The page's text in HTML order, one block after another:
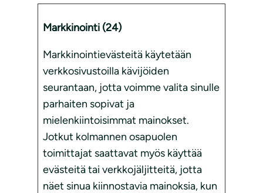
Markkinointi (24)
Markkinointievästeitä käytetään
verkkosivustoilla kävijöiden
seurantaan, jotta voimme valita sinulle
parhaiten sopivat ja
mielenkiintoisimmat mainokset.
Jotkut kolmannen osapuolen
toimittajat saattavat myös käyttää
evästeitä tai verkkojäljitteitä, jotta
näet sinua kiinnostavia mainoksia, kun